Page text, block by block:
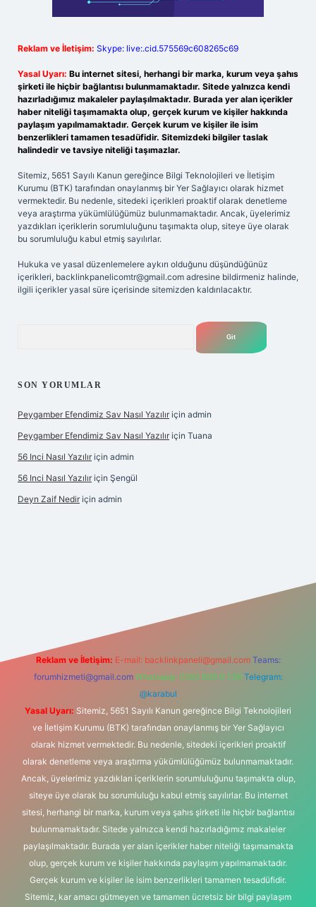
Reklam ve İletişim: Skype: live:.cid.575569c608265c69
Yasal Uyarı: Bu internet sitesi, herhangi bir marka, kurum veya şahıs
şirketi ile hiçbir bağlantısı bulunmamaktadır. Sitede yalnızca kendi
hazırladığımız makaleler paylaşılmaktadır. Burada yer alan içerikler
haber niteliği taşımamakta olup, gerçek kurum ve kişiler hakkında
paylaşım yapılmamaktadır. Gerçek kurum ve kişiler ile isim
benzerlikleri tamamen tesadüfidir. Sitemizdeki bilgiler taslak
halindedir ve tavsiye niteliği taşımazlar.
Sitemiz, 5651 Sayılı Kanun gereğince Bilgi Teknolojileri ve İletişim
Kurumu (BTK) tarafından onaylanmış bir Yer Sağlayıcı olarak hizmet
vermektedir. Bu nedenle, sitedeki içerikleri proaktif olarak denetleme
veya araştırma yükümlülüğümüz bulunmamaktadır. Ancak, üyelerimiz
yazdıkları içeriklerin sorumluluğunu taşımakta olup, siteye üye olarak
bu sorumluluğu kabul etmiş sayılırlar.
Hukuka ve yasal düzenlemelere aykırı olduğunu düşündüğünüz
içerikleri, backlinkpanelicomtr@gmail.com adresine bildirmeniz halinde,
ilgili içerikler yasal süre içerisinde sitemizden kaldırılacaktır.
SON YORUMLAR
Peygamber Efendimiz Sav Nasıl Yazılır için admin
Peygamber Efendimiz Sav Nasıl Yazılır için Tuana
56 Inci Nasıl Yazılır için admin
56 Inci Nasıl Yazılır için Şengül
Deyn Zaif Nedir için admin
Reklam ve İletişim: E-mail: backlinkpaneli@gmail.com Teams:
forumhizmeti@gmail.com Whatsapp: 0262 606 0 726 Telegram:
@karabul
Yasal Uyarı: Sitemiz, 5651 Sayılı Kanun gereğince Bilgi Teknolojileri
ve İletişim Kurumu (BTK) tarafından onaylanmış bir Yer Sağlayıcı
olarak hizmet vermektedir. Bu nedenle, sitedeki içerikleri proaktif
olarak denetleme veya araştırma yükümlülüğümüz bulunmamaktadır.
Ancak, üyelerimiz yazdıkları içeriklerin sorumluluğunu taşımakta olup,
siteye üye olarak bu sorumluluğu kabul etmiş sayılırlar. Bu internet
sitesi, herhangi bir marka, kurum veya şahıs şirketi ile hiçbir bağlantısı
bulunmamaktadır. Sitede yalnızca kendi hazırladığımız makaleler
paylaşılmaktadır. Burada yer alan içerikler haber niteliği taşımamakta
olup, gerçek kurum ve kişiler hakkında paylaşım yapılmamaktadır.
Gerçek kurum ve kişiler ile isim benzerlikleri tamamen tesadüfidir.
Sitemiz, kar amacı gütmeyen ve tamamen ücretsiz bir bilgi paylaşım